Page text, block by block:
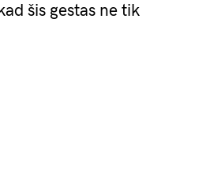
šis gestas ne tik